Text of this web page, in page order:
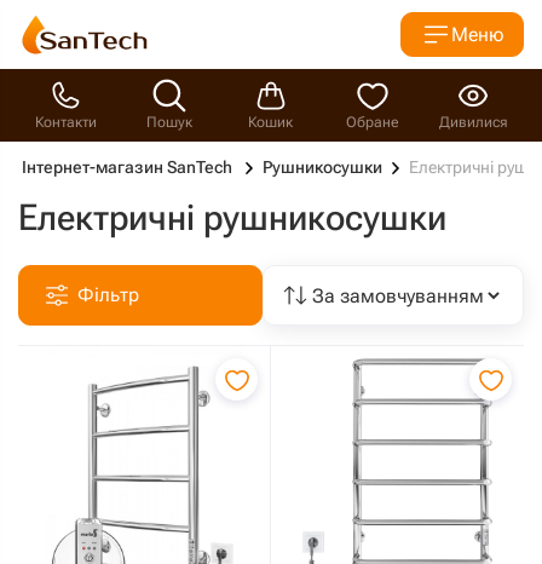
Меню
Контакти Пошук Кошик Обране Дивилися
Інтернет-магазин SanTech Рушникосушки Електричні
Електричні рушникосушки
Фільтр